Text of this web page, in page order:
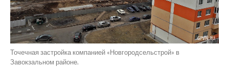
Точечная застройка компанией «Новгородсельстрой» в
Завокзальном районе.